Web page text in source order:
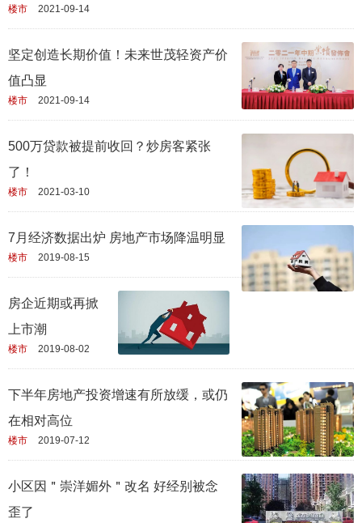
楼市 2021-09-14
坚定创造长期价值！未来世茂轻资产价
值凸显
楼市 2021-09-14
500万贷款被提前收回？炒房客紧张
了！
楼市 2021-03-10
7月经济数据出炉 房地产市场降温明显
楼市 2019-08-15
房企近期或再掀
上市潮
楼市 2019-08-02
下半年房地产投资增速有所放缓，或仍
在相对高位
楼市 2019-07-12
小区因＂崇洋媚外＂改名 好经别被念
歪了